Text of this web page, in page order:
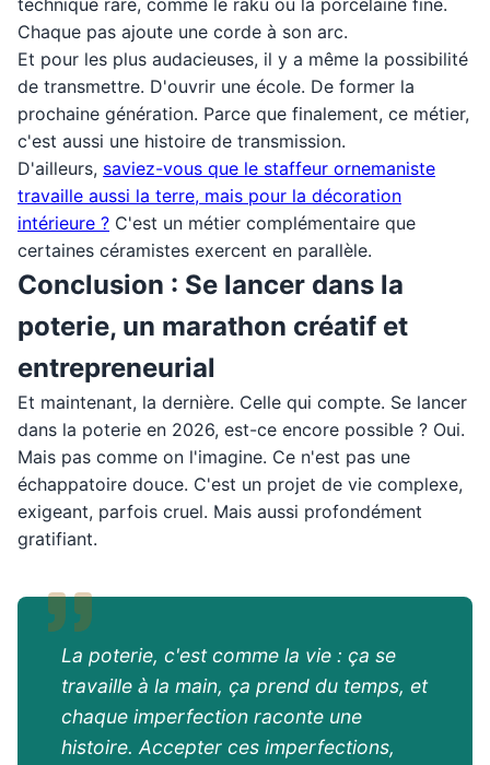
technique rare, comme le raku ou la porcelaine fine.
Chaque pas ajoute une corde à son arc.
Et pour les plus audacieuses, il y a même la possibilité
de transmettre. D'ouvrir une école. De former la
prochaine génération. Parce que finalement, ce métier,
c'est aussi une histoire de transmission.
D'ailleurs, saviez-vous que le staffeur ornemaniste
travaille aussi la terre, mais pour la décoration
intérieure ? C'est un métier complémentaire que
certaines céramistes exercent en parallèle.
Conclusion : Se lancer dans la
poterie, un marathon créatif et
entrepreneurial
Et maintenant, la dernière. Celle qui compte. Se lancer
dans la poterie en 2026, est-ce encore possible ? Oui.
Mais pas comme on l'imagine. Ce n'est pas une
échappatoire douce. C'est un projet de vie complexe,
exigeant, parfois cruel. Mais aussi profondément
gratifiant.
La poterie, c'est comme la vie : ça se
travaille à la main, ça prend du temps, et
chaque imperfection raconte une
histoire. Accepter ces imperfections,